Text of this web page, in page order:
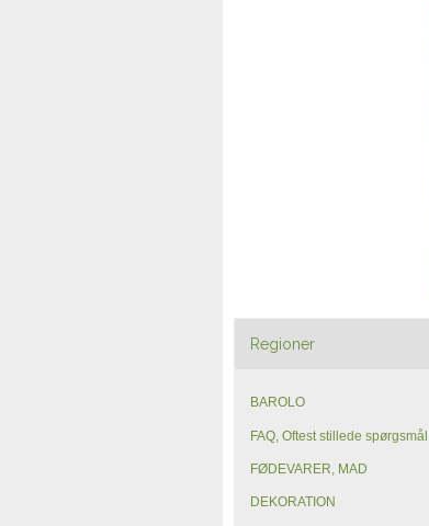
Regioner
BAROLO
FAQ, Oftest stillede spørgsmål
FØDEVARER, MAD
DEKORATION